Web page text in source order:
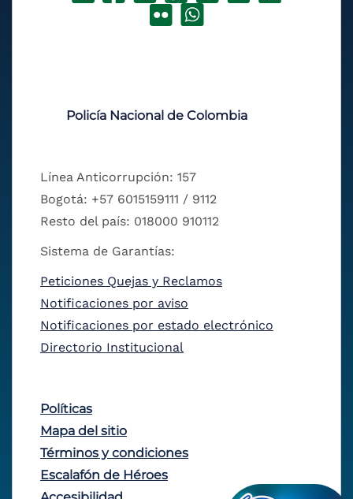
Policía Nacional de Colombia
Línea Anticorrupción: 157
Bogotá: +57 6015159111 / 9112
Resto del país: 018000 910112
Sistema de Garantías:
Peticiones Quejas y Reclamos
Notificaciones por aviso
Notificaciones por estado electrónico
Directorio Institucional
Políticas
Mapa del sitio
Términos y condiciones
Escalafón de Héroes